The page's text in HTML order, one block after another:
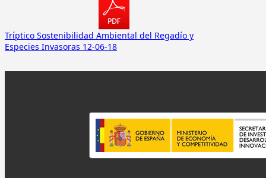
Tríptico Sostenibilidad Ambiental del Regadío y
Especies Invasoras 12-06-18